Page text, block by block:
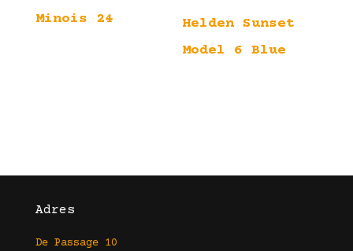
Minois 24
Helden Sunset
Model 6 Blue
Adres
De Passage 10